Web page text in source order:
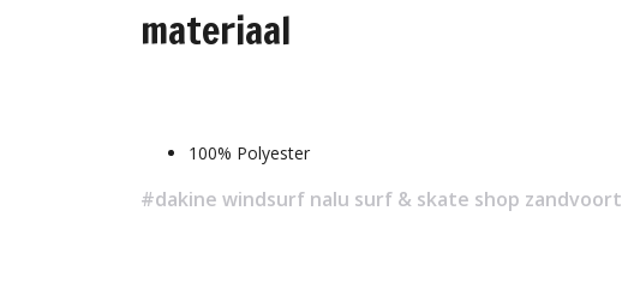
materiaal
100% Polyester
#dakine windsurf nalu surf & skate shop zandvoort